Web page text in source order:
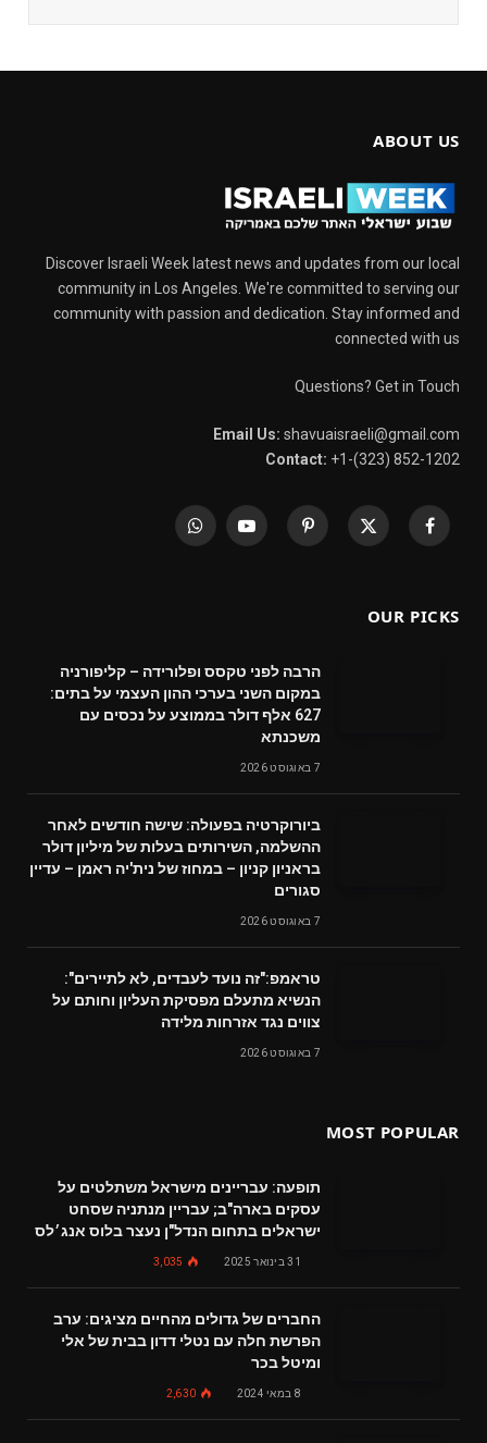
ABOUT US
Discover Israeli Week latest news and updates from our local
community in Los Angeles. We're committed to serving our
community with passion and dedication. Stay informed and
connected with us
Questions? Get in Touch
Email Us: shavuaisraeli@gmail.com
Contact: +1-(323) 852-1202
Facebook
X
Pinterest
YouTube
WhatsApp
OUR PICKS
הרבה לפני טקסס ופלורידה – קליפורניה
במקום השני בערכי ההון העצמי על בתים:
627 אלף דולר בממוצע על נכסים עם
משכנתא
7 באוגוסט 2026
ביורוקרטיה בפעולה: שישה חודשים לאחר
ההשלמה, השירותים בעלות של מיליון דולר
בראניון קניון – במחוז של נית'יה ראמן – עדיין
סגורים
7 באוגוסט 2026
טראמפ:"זה נועד לעבדים, לא לתיירים":
הנשיא מתעלם מפסיקת העליון וחותם על
צווים נגד אזרחות מלידה
7 באוגוסט 2026
MOST POPULAR
תופעה: עבריינים מישראל משתלטים על
עסקים בארה"ב; עבריין מנתניה שסחט
ישראלים בתחום הנדל"ן נעצר בלוס אנג׳לס
31 בינואר 2025 3,035
החברים של גדולים מהחיים מציגים: ערב
הפרשת חלה עם נטלי דדון בבית של אלי
ומיטל בכר
8 במאי 2024 2,630